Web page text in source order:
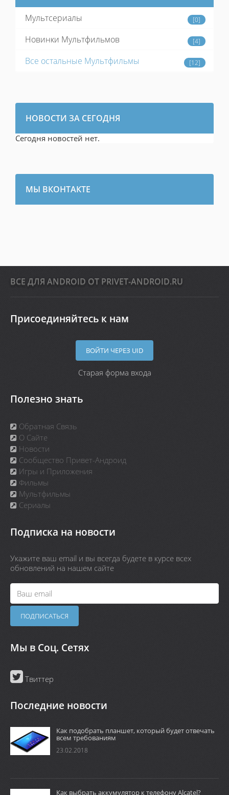
Мультсериалы [0]
Новинки Мультфильмов [4]
Все остальные Мультфильмы [12]
НОВОСТИ ЗА СЕГОДНЯ
Сегодня новостей нет.
МЫ ВКОНТАКТЕ
ВСЕ ДЛЯ ANDROID ОТ PRIVET-ANDROID.RU
Присоединяйтесь к нам
ВОЙТИ ЧЕРЕЗ UID
Старая форма входа
Полезно знать
Обратная Связь
О Сайте
Новости
Сообщество Привет-Андроид
Игры и Приложения
Фильмы
Мультфильмы
Сериалы
Подписка на новости
Укажите ваш email и вы всегда будете в курсе всех
обновлений на нашем сайте
Мы в Соц. Сетях
Твиттер
Последние новости
Как подобрать планшет, который будет отвечать
всем требованиям
23.02.2018
Как выбрать аккумулятор к телефону Alcatel?